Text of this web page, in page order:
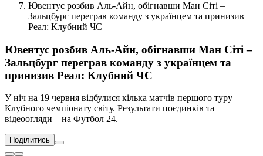
Ювентус розбив Аль-Айн, обігнавши Ман Сіті –
Зальцбург переграв команду з українцем та принизив
Реал: Клубний ЧС
Ювентус розбив Аль-Айн, обігнавши Ман Сіті –
Зальцбург переграв команду з українцем та
принизив Реал: Клубний ЧС
У ніч на 19 червня відбулися кілька матчів першого туру
Клубного чемпіонату світу. Результати поєдинків та
відеоогляди – на Футбол 24.
Поділитись